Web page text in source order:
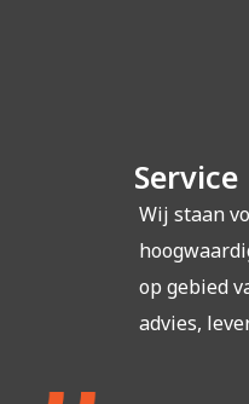
Service
Wij staan
op gebied
advies,